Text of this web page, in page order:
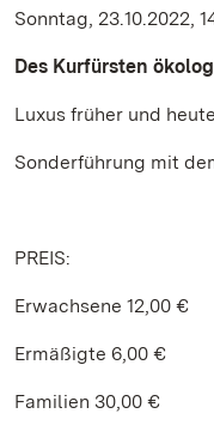
Sonntag, 23.10.2022,
Des Kurfürsten
Luxus früher und heute
Sonderführung mit
PREIS:
Erwachsene 12,00 €
Ermäßigte 6,00 €
Familien 30,00 €